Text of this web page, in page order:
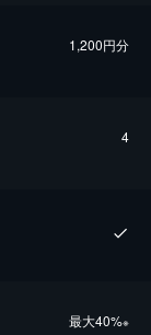
1,200円分
4
最⼤40%※